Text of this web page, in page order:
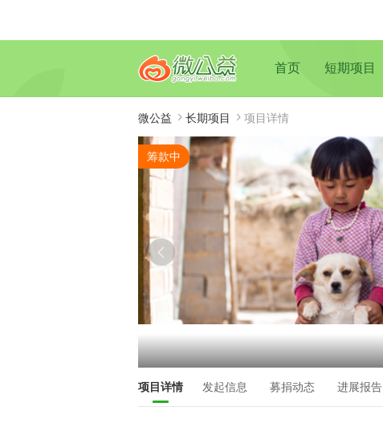
首页 短期项目
微公益 长期项目 项目详情
筹款中
项目详情 发起信息 募捐动态 进展报告